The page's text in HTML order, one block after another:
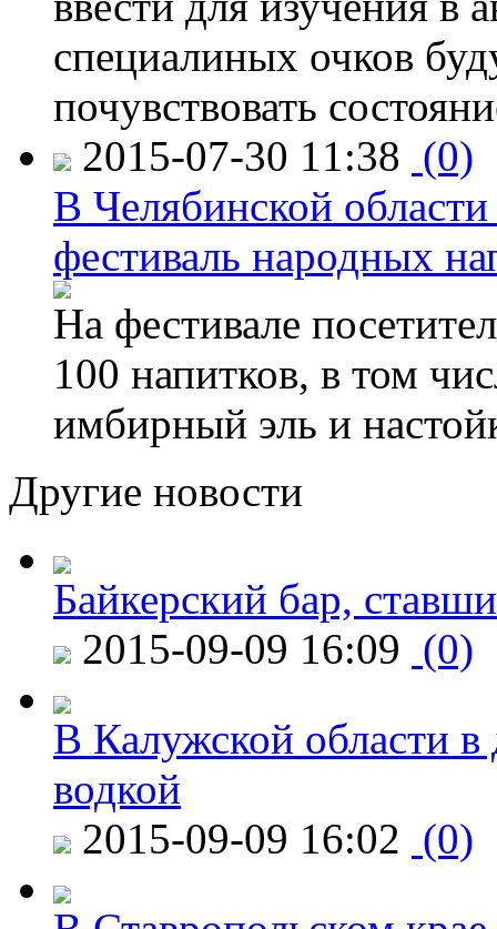
специалиных очков
почувствовать
2015-07-30 11:38 (0)
В Челябинской
фестиваль народных
На фестивале
100 напитков, в том
имбирный эль и
Другие новости
Байкерский бар,
2015-09-09 16:09 (0)
В Калужской области в
водкой
2015-09-09 16:02 (0)